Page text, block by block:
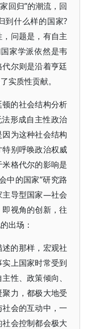
回归”的潮流，回
到什么样的国家?
问题是，有自主
家学派依然是韦
尔则是沿着亨廷
实质性贡献。
的社会结构分析
形成自主性政治
为这种社会结构
别呼唤政治权威
格代尔的影响是
中的国家”研究路
主导型国家—社会
视角的创新，往
出场：
的那样，宏观社
上国家时常受到
性、政策倾向、
力，都极大地受
会的互动中，一
会控制都会极大